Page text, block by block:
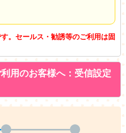
。セールス・勧誘等のご利用は固
用のお客様へ：受信設定